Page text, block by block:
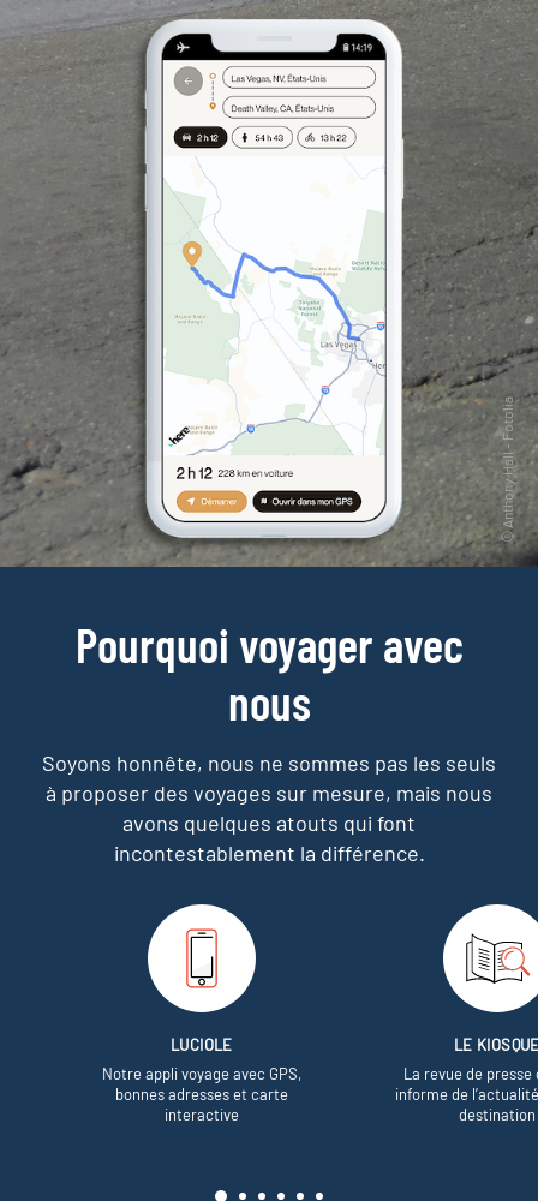
Pourquoi voyager avec
nous
Soyons honnête, nous ne sommes pas les seuls
à proposer des voyages sur mesure, mais nous
avons quelques atouts qui font
incontestablement la différence.
LUCIOLE
Notre appli voyage avec GPS,
bonnes adresses et carte
interactive
LE
La revue de presse
informe de
destination